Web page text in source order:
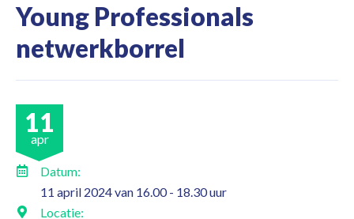
Young Professionals
netwerkborrel
11
apr
Datum:
11 april 2024 van 16.00 - 18.30 uur
Locatie: